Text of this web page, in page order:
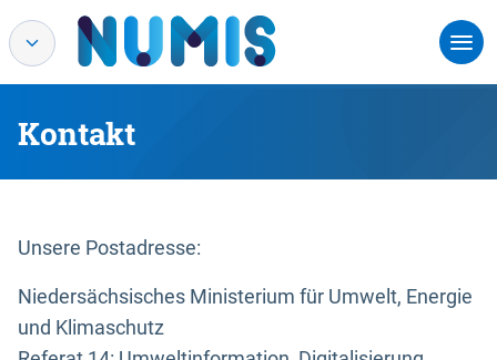
Kontakt
Unsere Postadresse:
Niedersächsisches Ministerium für Umwelt, Energie
und Klimaschutz